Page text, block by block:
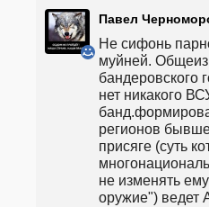
Павел
Не сифонь
муйней.
бандеровского
нет никакого
регионов
присяге (суть
не изменять
оружие") ведет